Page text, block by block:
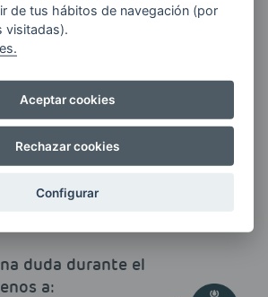
las últimas novedades de AVIA
por cualquier medio, incluido
Más información
duda durante el
a:
de tus hábitos de navegación (por
visitadas).
Aceptar cookies
Rechazar cookies
Configurar